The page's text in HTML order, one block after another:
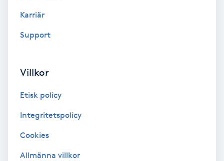
Kroppspeeling
Kärlbehandling
Laserbehandling
Lashlift Keratin
Karriär
Support
Villkor
Etisk policy
Integritetspolicy
Cookies
Allmänna villkor